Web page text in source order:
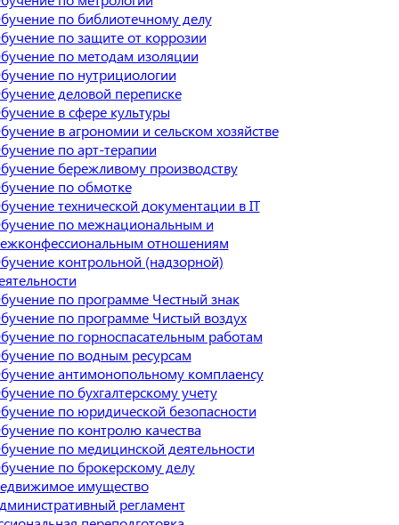
по библиотечному делу
по защите от коррозии
по методам изоляции
по нутрициологии
деловой переписке
в сфере культуры
в агрономии и сельском хозяйстве
по арт-терапии
бережливому производству
по обмотке
технической документации в IT
по межнациональным и
отношениям
контрольной (надзорной)
по программе Честный знак
по программе Чистый воздух
по горноспасательным работам
по водным ресурсам
антимонопольному комплаенсу
по бухгалтерскому учету
по юридической безопасности
по контролю качества
по медицинской деятельности
по брокерскому делу
имущество
регламент